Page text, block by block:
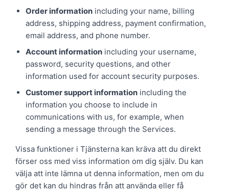
Order information including your name, billing
address, shipping address, payment confirmation,
email address, and phone number.
Account information including your username,
password, security questions, and other
information used for account security purposes.
Customer support information including the
information you choose to include in
communications with us, for example, when
sending a message through the Services.
Vissa funktioner i Tjänsterna kan kräva att du direkt
förser oss med viss information om dig själv. Du kan
välja att inte lämna ut denna information, men om du
gör det kan du hindras från att använda eller få